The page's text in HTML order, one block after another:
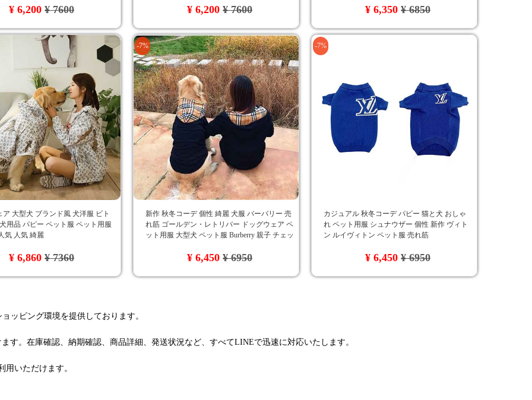
¥ 6,200¥ 7600 ¥ 6,200¥ 7600 ¥ 6,350¥ 6850
ア 大型犬 ブランド風 犬洋服 ビト
用品 パピー ペット服 ペット用服
気 人気 綺麗
¥ 6,860¥ 7360
-7%
新作 秋冬コーデ 個性 綺麗 犬服 バーバリー 売
れ筋 ゴールデン・レトリバー ドッグウェア ペ
ット用服 大型犬 ペット服 Burberry 親子 チェッ
¥ 6,450¥ 6950
-7%
カジュアル 秋冬コーデ パピー 猫と犬 おしゃ
れ ペット用服 シュナウザー 個性 新作 ヴィト
ン ルイヴィトン ペット服 売れ筋
¥ 6,450¥ 6950
ッピング環境を提供しております。
す。在庫確認、納期確認、商品詳細、発送状況など、すべてLINEで迅速に対応いたします。
いただけます。